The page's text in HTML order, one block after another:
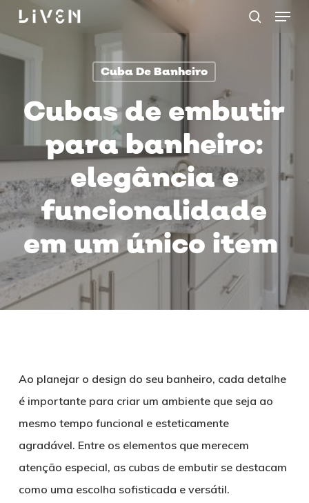
Skip
to
main
procurar
Menu
Cuba De Banheiro
Cubas de embutir
para banheiro:
elegância e
funcionalidade
em um único item
Ao planejar o design do seu banheiro, cada detalhe
é importante para criar um ambiente que seja ao
mesmo tempo funcional e esteticamente
agradável. Entre os elementos que merecem
atenção especial, as cubas de embutir se destacam
como uma escolha sofisticada e versátil.